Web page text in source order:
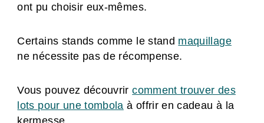
ont pu choisir eux-mêmes.
Certains stands comme le stand maquillage
ne nécessite pas de récompense.
Vous pouvez découvrircomment trouver des
lots pour une tombola à offrir en cadeau à la
kermesse.